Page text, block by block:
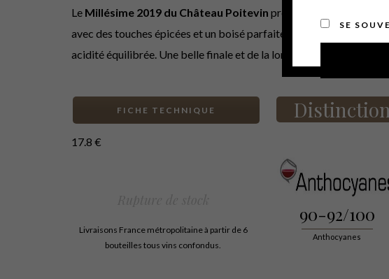
Le Millésime 2019 du Château Poitevin présente une robe
avec des touches épicées et un boisé parfaitement intégré, tout en
acidité équilibrée. Une belle finale et de la longueur en bouche.
17.8 €
Livraisons France métropolitaine à partir de 6
bouteilles tous vins confondus.
FICHE TECHNIQUE
90-92/100
Anthocyanes
SE